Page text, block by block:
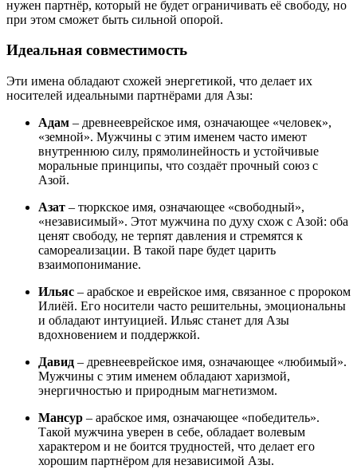
нужен партнёр, который не будет ограничивать её свободу, но
при этом сможет быть сильной опорой.
Идеальная совместимость
Эти имена обладают схожей энергетикой, что делает их
носителей идеальными партнёрами для Азы:
Адам – древнееврейское имя, означающее «человек»,
«земной». Мужчины с этим именем часто имеют
внутреннюю силу, прямолинейность и устойчивые
моральные принципы, что создаёт прочный союз с
Азой.
Азат – тюркское имя, означающее «свободный»,
«независимый». Этот мужчина по духу схож с Азой: оба
ценят свободу, не терпят давления и стремятся к
самореализации. В такой паре будет царить
взаимопонимание.
Ильяс – арабское и еврейское имя, связанное с пророком
Илиёй. Его носители часто решительны, эмоциональны
и обладают интуицией. Ильяс станет для Азы
вдохновением и поддержкой.
Давид – древнееврейское имя, означающее «любимый».
Мужчины с этим именем обладают харизмой,
энергичностью и природным магнетизмом.
Мансур – арабское имя, означающее «победитель».
Такой мужчина уверен в себе, обладает волевым
характером и не боится трудностей, что делает его
хорошим партнёром для независимой Азы.